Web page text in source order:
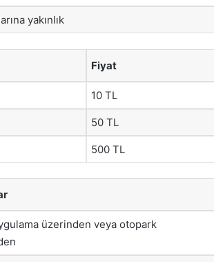
yakınlık
Fiyat
10 TL
50 TL
500 TL
üzerinden veya otopark